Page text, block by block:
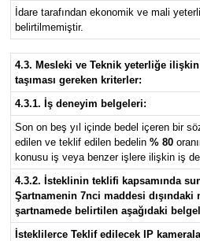
İdare tarafından ekonomik ve mali
belirtilmemiştir.
4.3. Mesleki ve Teknik yeterliğe
taşıması gereken kriterler:
4.3.1. İş deneyim belgeleri:
Son on beş yıl içinde bedel içeren bir
edilen ve teklif edilen bedelin % 80
konusu iş veya benzer işlere ilişkin iş
4.3.2. İsteklinin teklifi kapsamında
Şartnamenin 7nci maddesi
şartnamede belirtilen aşağıdaki
İsteklilerce Teklif edilecek IP